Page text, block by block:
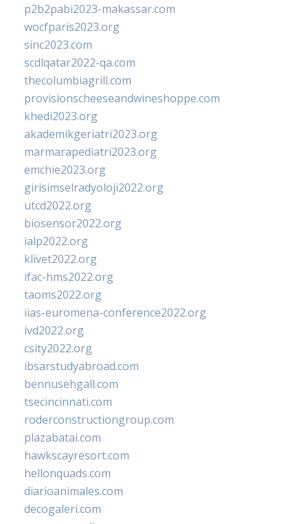
p2b2pabi2023-makassar.com
wocfparis2023.org
sinc2023.com
scdlqatar2022-qa.com
thecolumbiagrill.com
provisionscheeseandwineshoppe.com
khedi2023.org
akademikgeriatri2023.org
marmarapediatri2023.org
emchie2023.org
girisimselradyoloji2022.org
utcd2022.org
biosensor2022.org
ialp2022.org
klivet2022.org
ifac-hms2022.org
taoms2022.org
iias-euromena-conference2022.org
ivd2022.org
csity2022.org
ibsarstudyabroad.com
bennusehgall.com
tsecincinnati.com
roderconstructiongroup.com
plazabatai.com
hawkscayresort.com
hellonquads.com
diarioanimales.com
decogaleri.com